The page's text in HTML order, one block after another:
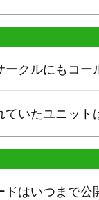
クルにもコー
いたユニット
はいつまで公